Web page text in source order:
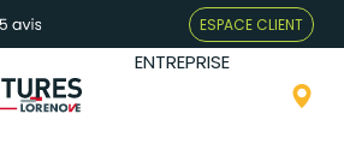
ESPACE CLIENT
ENTREPRISE